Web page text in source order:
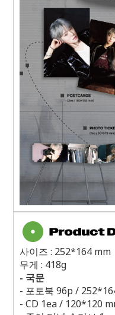
사이즈 : 252*164 mm
무게 : 418g
- 국문
- 포토북 96p /
- CD 1ea / 120*120